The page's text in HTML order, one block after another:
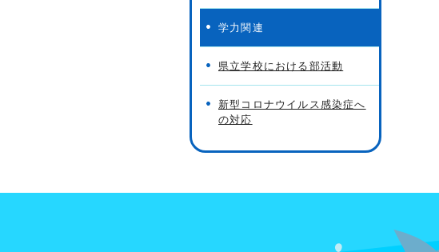
学力関連
県立学校における部活動
新型コロナウイルス感染症へ
の対応